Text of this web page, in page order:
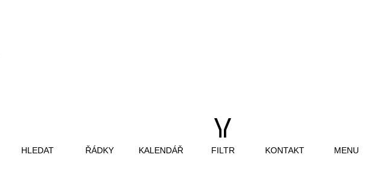
HLEDAT ŘÁDKY KALENDÁŘ FILTR KONTAKT MENU